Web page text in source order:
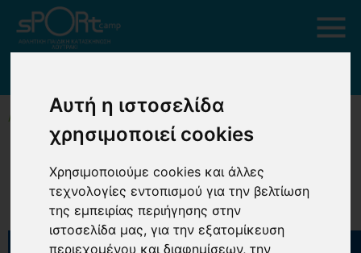
Αυτή η ιστοσελίδα
χρησιμοποιεί cookies
Χρησιμοποιούμε cookies και άλλες
τεχνολογίες εντοπισμού για την βελτίωση
της εμπειρίας περιήγησης στην
ιστοσελίδα μας, για την εξατομίκευση
περιεχομένου και διαφημίσεων, την
ΑΡΧΙΚΗ ΣΧΟΛΙΚΟ ΠΡΟΓΡΑΜΜΑ 2025-2026
Σχολικό Πρόγραμμα 2025-2026